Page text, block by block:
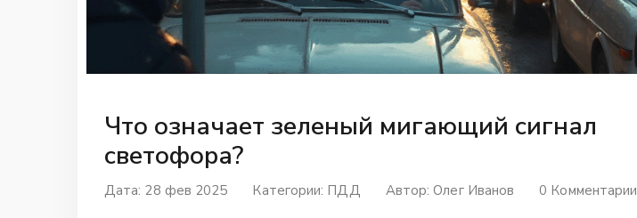
Что означает зеленый мигающий сигнал
светофора?
Дата: 28 фев 2025 Категории: ПДД Автор:Олег Иванов 0 Комментарии